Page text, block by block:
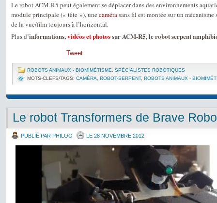
Le robot ACM-R5 peut également se déplacer dans des environnements
module principale (« tête »), une camérasans fil est montée sur un
de la vue/film toujours à l’horizontal.
Plus d’informations,vidéos et photossur ACM-R5, le robot serpent
Tweet
ROBOTS ANIMAUX - BIOMIMÉTISME
SPÉCIALISTES ROBOTIQUES
MOTS-CLEFS/TAGS: CAMÉRA ROBOT-SERPENT, ROBOTS ANIMAUX -
Le robot Transformers de Brave
PUBLIÉ PAR PHILOO LE 28 NOVEMBRE 2012